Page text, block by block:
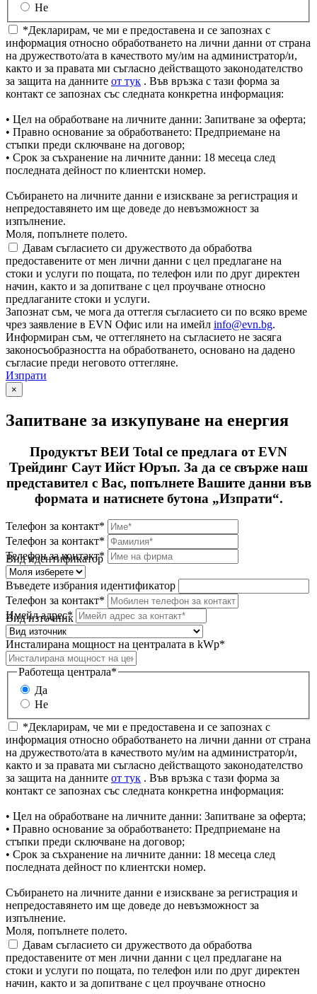
Не
*Декларирам, че ми е предоставена и се запознах с
информация относно обработването на лични данни от страна
на дружеството/ата в качеството му/им на администратор/и,
както и за правата ми съгласно действащото законодателство
за защита на данните от тук . Във връзка с тази форма за
контакт се запознах със следната конкретна информация:
• Цел на обработване на личните данни: Запитване за оферта;
• Правно основание за обработването: Предприемане на
стъпки преди сключване на договор;
• Срок за съхранение на личните данни: 18 месеца след
последната дейност по клиентски номер.
Събирането на личните данни е изискване за регистрация и
непредоставянето им ще доведе до невъзможност за
изпълнение.
Моля, попълнете полето.
Давам съгласието си дружеството да обработва
предоставените от мен лични данни с цел предлагане на
стоки и услуги по пощата, по телефон или по друг директен
начин, както и за допитване с цел проучване относно
предлаганите стоки и услуги.
Запознат съм, че мога да оттегля съгласието си по всяко време
чрез заявление в EVN Офис или на имейл info@evn.bg.
Информиран съм, че оттеглянето на съгласието не засяга
законосъобразността на обработването, основано на дадено
съгласие преди неговото оттегляне.
Изпрати
×
Запитване за изкупуване на енергия
Продуктът ВЕИ Total се предлага от EVN
Трейдинг Саут Ийст Юръп. За да се свърже наш
представител с Вас, попълнете Вашите данни във
формата и натиснете бутона „Изпрати“.
Телефон за контакт*
Телефон за контакт*
Телефон за контакт*
Вид идентификатор
Въведете избрания идентификатор
Телефон за контакт*
Имейл адрес*
Вид източник
Инсталирана мощност на централата в kWp*
Работеща централа*
Да
Не
*Декларирам, че ми е предоставена и се запознах с
информация относно обработването на лични данни от страна
на дружеството/ата в качеството му/им на администратор/и,
както и за правата ми съгласно действащото законодателство
за защита на данните от тук . Във връзка с тази форма за
контакт се запознах със следната конкретна информация:
• Цел на обработване на личните данни: Запитване за оферта;
• Правно основание за обработването: Предприемане на
стъпки преди сключване на договор;
• Срок за съхранение на личните данни: 18 месеца след
последната дейност по клиентски номер.
Събирането на личните данни е изискване за регистрация и
непредоставянето им ще доведе до невъзможност за
изпълнение.
Моля, попълнете полето.
Давам съгласието си дружеството да обработва
предоставените от мен лични данни с цел предлагане на
стоки и услуги по пощата, по телефон или по друг директен
начин, както и за допитване с цел проучване относно